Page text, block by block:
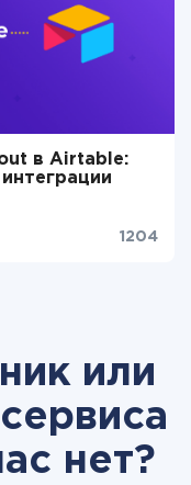
в Airtable:
1204
или
нет?